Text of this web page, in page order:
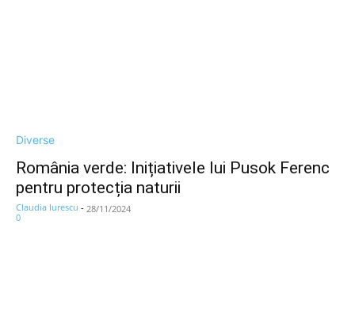
Diverse
România verde: Inițiativele lui Pusok Ferenc
pentru protecția naturii
Claudia Iurescu - 28/11/2024
0